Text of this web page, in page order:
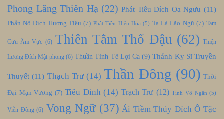
Phong Lăng Thiên Hạ (22) Phát Tiêu Đích Oa Ngưu (11)
Phẫn Nộ Đích Hương Tiêu (7) Phật Tiền Hiến Hoa (5) Ta Là Lão Ngũ (7) Tam
Cửu Âm Vực (6) Thiên Tằm Thổ Đậu (62) Thiện
Lương Đích Mật phong(6) Thuần Tình Tê Lợi Ca(9) Thánh Kỵ Sĩ Truyền
Thuyết (11) Thạch Trư(14) Thần Đông (90) Thời
Đại Mạn Vương (7) Tiêu Đỉnh (14) Trạch Trư (12) Tịnh Vô Ngân (5)
Viễn Đồng(6) Vong Ngữ(37) Ái Tiềm Thủy Đích Ô Tặc